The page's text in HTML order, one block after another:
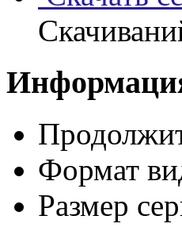
Формат
Размер